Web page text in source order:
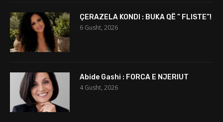
ÇERAZELA KONDI : BUKA QË ” FLISTE”!
6 Gusht, 2026
Abide Gashi : FORCA E NJERIUT
4 Gusht, 2026